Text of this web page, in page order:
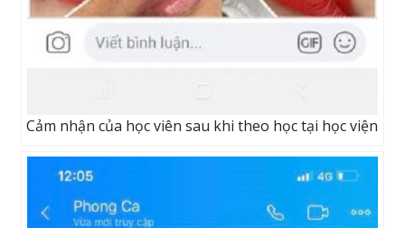
Cảm nhận của học viên sau khi theo học tại học viện